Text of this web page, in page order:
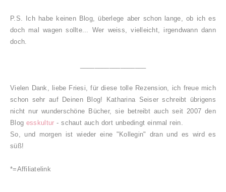
P.S. Ich habe keinen Blog, überlege aber schon lange, ob ich es
doch mal wagen sollte... Wer weiss, vielleicht, irgendwann dann
doch.
Vielen Dank, liebe Friesi, für diese tolle Rezension, ich freue mich
schon sehr auf Deinen Blog! Katharina Seiser schreibt übrigens
nicht nur wunderschöne Bücher, sie betreibt auch seit 2007 den
Blog esskultur - schaut auch dort unbedingt einmal rein.
So, und morgen ist wieder eine "Kollegin" dran und es wird es
süß!
*=Affiliatelink